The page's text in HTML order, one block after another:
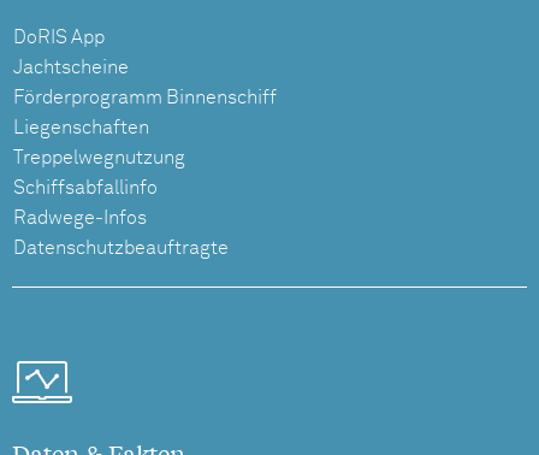
DoRIS App
Jachtscheine
Förderprogramm Binnenschiff
Liegenschaften
Treppelwegnutzung
Schiffsabfallinfo
Radwege-Infos
Datenschutzbeauftragte